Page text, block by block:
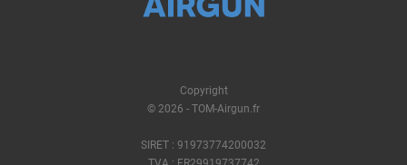
Copyright
© 2026 - TOM-Airgun.fr
SIRET : 91973774200032